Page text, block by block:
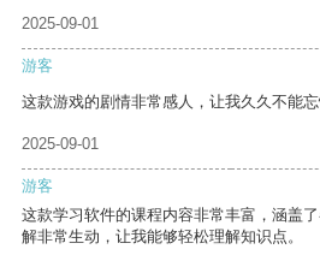
2025-09-01
游客
这款游戏的剧情非常感人，让我久久不能忘
2025-09-01
游客
这款学习软件的课程内容非常丰富，涵盖
解非常生动，让我能够轻松理解知识点。